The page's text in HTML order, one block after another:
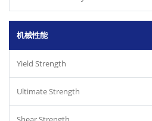
机械性能
Yield Strength
Ultimate Strength